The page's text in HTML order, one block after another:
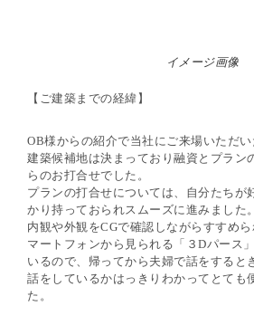
イメージ画像
【ご建築までの経緯】
OB様からの紹介で当社にご来場いただい
建築候補地は決まっており融資とプラン
らのお打合せでした。
プランの打合せについては、自分たちが
かり持っておられスムーズに進みました。
内観や外観をCGで確認しながらすすめ
マートフォンから見られる「３ Dパース
いるので、帰ってから夫婦で話をすると
話をしているかはっきりわかってとても
た。